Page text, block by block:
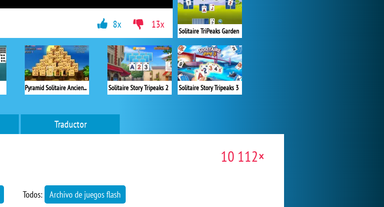
Solitaire TriPeaks Garden
Solitaire Story Tripeaks 3
Pyramid Solitaire Ancient Egypt Solitaire Story Tripeaks 2
8x 13x
Traductor
10 112×
Todos: Archivo de juegos flash